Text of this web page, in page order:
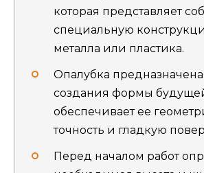
которая представляет
специальную
металла или пластика.
Опалубка
создания формы
обеспечивает ее
точность и гладкую
Перед началом работ